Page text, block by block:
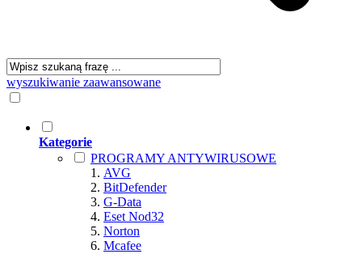
wyszukiwanie zaawansowane
Kategorie
PROGRAMY ANTYWIRUSOWE
AVG
BitDefender
G-Data
Eset Nod32
Norton
Mcafee